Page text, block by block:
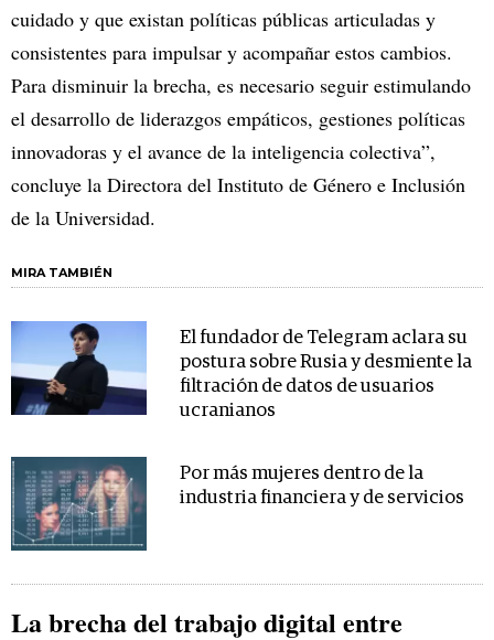
cuidado y que existan políticas públicas articuladas y
consistentes para impulsar y acompañar estos cambios.
Para disminuir la brecha, es necesario seguir estimulando
el desarrollo de liderazgos empáticos, gestiones políticas
innovadoras y el avance de la inteligencia colectiva”,
concluye la Directora del Instituto de Género e Inclusión
de la Universidad.
MIRA TAMBIÉN
El fundador de Telegram aclara su
postura sobre Rusia y desmiente la
filtración de datos de usuarios
ucranianos
Por más mujeres dentro de la
industria financiera y de servicios
La brecha del trabajo digital entre